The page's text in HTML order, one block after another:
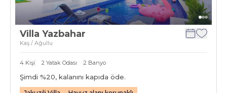
Villa Yazbahar
Kaş / Ağullu
4 Kişi 2 Yatak Odası 2 Banyo
Şimdi %20, kalanını kapıda öde.